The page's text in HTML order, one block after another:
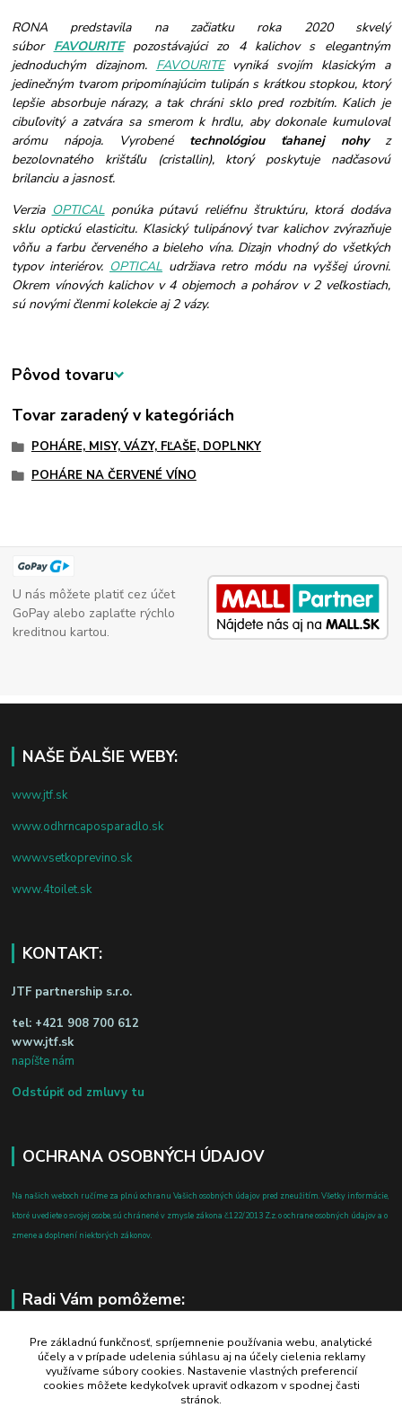
RONA predstavila na začiatku roka 2020 skvelý
súbor FAVOURITEpozostávajúci zo 4 kalichov s elegantným
jednoduchým dizajnom. FAVOURITEvyniká svojím klasickým a
jedinečným tvarom pripomínajúcim tulipán s krátkou stopkou, ktorý
lepšie absorbuje nárazy, a tak chráni sklo pred rozbitím. Kalich je
cibuľovitý a zatvára sa smerom k hrdlu, aby dokonale kumuloval
arómu nápoja. Vyrobené technológiou ťahanej nohyz
bezolovnatého krištáľu (cristallin), ktorý poskytuje nadčasovú
brilanciu a jasnosť.
Verzia OPTICALponúka pútavú reliéfnu štruktúru, ktorá dodáva
sklu optickú elasticitu. Klasický tulipánový tvar kalichov zvýrazňuje
vôňu a farbu červeného a bieleho vína. Dizajn vhodný do všetkých
typov interiérov. OPTICAL udržiava retro módu na vyššej úrovni.
Okrem vínových kalichov v 4 objemoch a pohárov v 2 veľkostiach,
sú novými členmi kolekcie aj 2 vázy.
Pôvod tovaru
Tovar zaradený v kategóriách
POHÁRE, MISY, VÁZY, FĽAŠE, DOPLNKY
POHÁRE NA ČERVENÉ VÍNO
U nás môžete platiť cez účet
GoPay alebo zaplaťte rýchlo
kreditnou kartou.
NAŠE ĎALŠIE WEBY:
www.jtf.sk
www.odhrncaposparadlo.sk
www.vsetkoprevino.sk
www.4toilet.sk
KONTAKT:
JTF partnership s.r.o.
tel: +421 908 700 612
www.jtf.sk
napíšte nám
Odstúpiť od zmluvy tu
OCHRANA OSOBNÝCH ÚDAJOV
Na našich weboch ručíme za plnú ochranu Vašich osobných údajov pred zneužitím. Všetky informácie,
ktoré uvediete o svojej osobe, sú chránené v zmysle zákona č.122/2013 Z.z. o ochrane osobných údajov a o
zmene a doplnení niektorých zákonov.
Radi Vám pomôžeme:
+421 908 700 612
po-pia: 8.00 - 16.00
business@jtf.sk
Pre základnú funkčnosť, spríjemnenie používania webu, analytické
účely a v prípade udelenia súhlasu aj na účely cielenia reklamy
využívame súbory cookies. Nastavenie vlastných preferencií
cookies môžete kedykoľvek upraviť odkazom v spodnej časti
stránok.